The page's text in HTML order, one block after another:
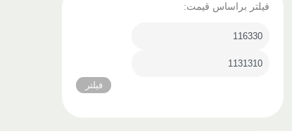
فیلتر براساس قیمت:
فیلتر